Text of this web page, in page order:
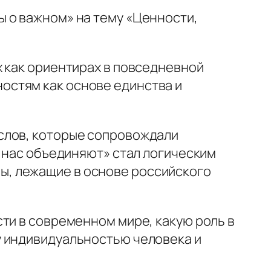
о важном» на тему «Ценности,
ориентирах в повседневной
как основе единства и
которые сопровождали
объединяют» стал логическим
лежащие в основе российского
в современном мире, какую роль в
человека и